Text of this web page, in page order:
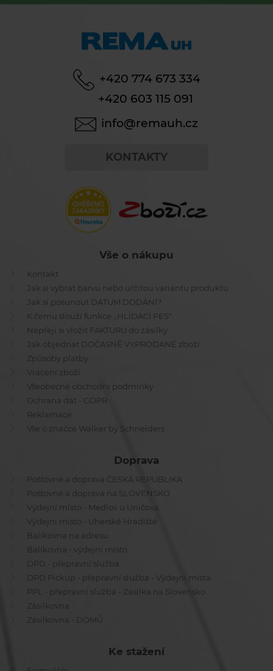
+420 774 673 334
+420 603 115 091
info@remauh.cz
KONTAKTY
Vše o nákupu
Kontakt
Jak si vybrat barvu nebo určitou variantu produktu
Jak si posunout DATUM DODÁNÍ?
K čemu slouží funkce ,,HLÍDACÍ PES"
Nepřeji si vložit FAKTURU do zásilky
Jak objednat DOČASNĚ VYPRODANÉ zboží
Způsoby platby
Vrácení zboží
Všeobecné obchodní podmínky
Ochrana dat - GDPR
Reklamace
Vše o značce Walker by Schneiders
Doprava
Poštovné a doprava ČESKÁ REPUBLIKA
Poštovné a doprava na SLOVENSKO
Výdejní místo - Medlov u Uničova
Výdejní místo - Uherské Hradiště
Balíkovna na adresu
Balíkovna - výdejní místo
DPD - přepravní služba
DPD Pickup - přepravní služba - Výdejní místa
PPL - přepravní služba - Zásilka na Slovensko
Zásilkovna
Zásilkovna - DOMŮ
Ke stažení